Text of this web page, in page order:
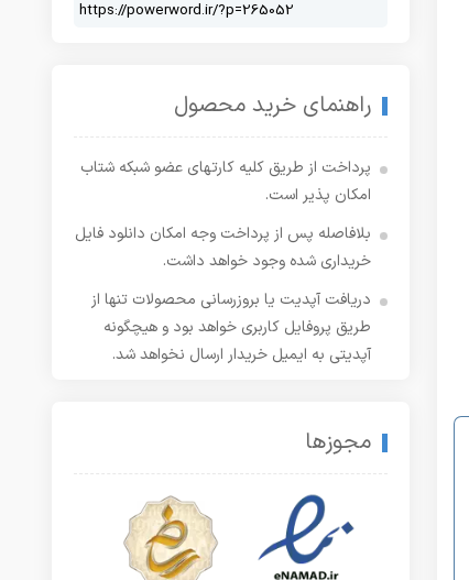
راهنمای خرید محصول
پرداخت از طریق کلیه کارتهای عضو شبکه شتاب
امکان پذیر است.
بلافاصله پس از پرداخت وجه امکان دانلود فایل
خریداری شده وجود خواهد داشت.
دریافت آپدیت یا بروزرسانی محصولات تنها از
طریق پروفایل کاربری خواهد بود و هیچگونه
آپدیتی به ایمیل خریدار ارسال نخواهد شد.
مجوزها